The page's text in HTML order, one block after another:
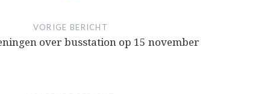
VORIGE BERICHT
over busstation op 15 november